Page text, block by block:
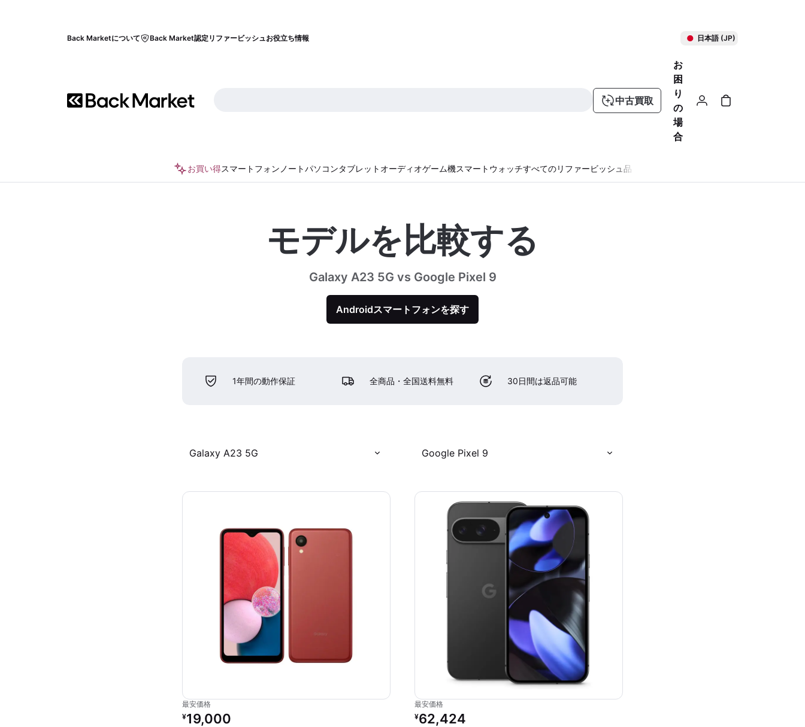
Back Marketについて Back Market認定リファービッシュお役立ち情報 日本語 (JP)
中古買取
お
困
り
の
場
合
お買い得スマートフォン ノートパソコンタブレット オーディオゲーム機スマートウォッチすべてのリファービッシュ品
モデルを比較する
Galaxy A23 5G vs Google Pixel 9
Androidスマートフォンを探す
1年間の動作保証 全商品・全国送料無料 30日間は返品可能
Galaxy A23 5G Google Pixel 9
最安価格
リファービッシュ品の価格：
¥19,000
最安価格
リファービッシュ品の価格：
¥62,424